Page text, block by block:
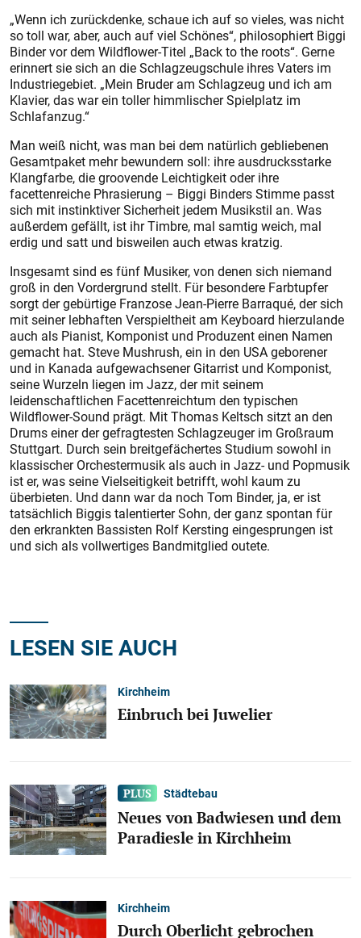
„Wenn ich zurückdenke, schaue ich auf so vieles, was nicht
so toll war, aber, auch auf viel Schönes“, philosophiert Biggi
Binder vor dem Wildflower-Titel „Back to the roots“. Gerne
erinnert sie sich an die Schlagzeugschule ihres Vaters im
Industriegebiet. „Mein Bruder am Schlagzeug und ich am
Klavier, das war ein toller himmlischer Spielplatz im
Schlafanzug.“
Man weiß nicht, was man bei dem natürlich gebliebenen
Gesamtpaket mehr bewundern soll: ihre ausdrucksstarke
Klangfarbe, die groovende Leichtigkeit oder ihre
facettenreiche Phrasierung – Biggi Binders Stimme passt
sich mit instinktiver Sicherheit jedem Musikstil an. Was
außerdem gefällt, ist ihr Timbre, mal samtig weich, mal
erdig und satt und bisweilen auch etwas kratzig.
Insgesamt sind es fünf Musiker, von denen sich niemand
groß in den Vordergrund stellt. Für besondere Farbtupfer
sorgt der gebürtige Franzose Jean-Pierre Barraqué, der sich
mit seiner lebhaften Verspieltheit am Keyboard hierzulande
auch als Pianist, Komponist und Produzent einen Namen
gemacht hat. Steve Mushrush, ein in den USA geborener
und in Kanada aufgewachsener Gitarrist und Komponist,
seine Wurzeln liegen im Jazz, der mit seinem
leidenschaftlichen Facettenreichtum den typischen
Wildflower-Sound prägt. Mit Thomas Keltsch sitzt an den
Drums einer der gefragtesten Schlagzeuger im Großraum
Stuttgart. Durch sein breitgefächertes Studium sowohl in
klassischer Orchestermusik als auch in Jazz- und Popmusik
ist er, was seine Vielseitigkeit betrifft, wohl kaum zu
überbieten. Und dann war da noch Tom Binder, ja, er ist
tatsächlich Biggis talentierter Sohn, der ganz spontan für
den erkrankten Bassisten Rolf Kersting eingesprungen ist
und sich als vollwertiges Bandmitglied outete.
LESEN SIE AUCH
Kirchheim
Einbruch bei Juwelier
Städtebau
Neues von Badwiesen und dem
Paradiesle in Kirchheim
Kirchheim
Durch Oberlicht gebrochen